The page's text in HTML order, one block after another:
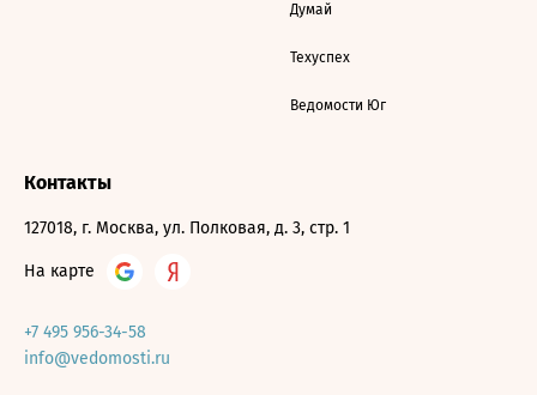
Думай
Техуспех
Ведомости Юг
Контакты
127018, г. Москва, ул. Полковая, д. 3, стр. 1
На карте
+7 495 956-34-58
info@vedomosti.ru